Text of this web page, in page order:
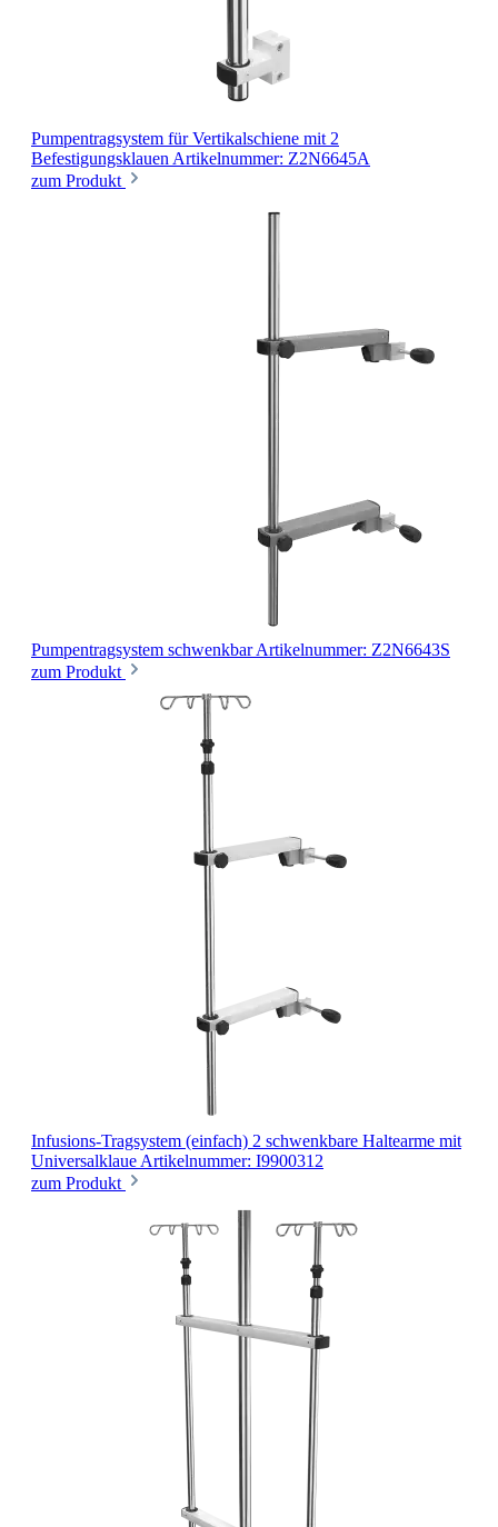
Pumpentragsystem für Vertikalschiene mit 2
Befestigungsklauen Artikelnummer: Z2N6645A
zum Produkt
Pumpentragsystem schwenkbar Artikelnummer: Z2N6643S
zum Produkt
Infusions-Tragsystem (einfach) 2 schwenkbare Haltearme mit
Universalklaue Artikelnummer: I9900312
zum Produkt